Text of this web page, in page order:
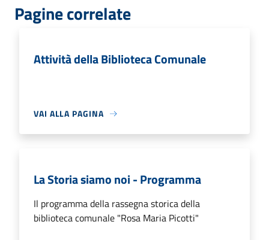
Pagine correlate
Attività della Biblioteca Comunale
VAI ALLA PAGINA
La Storia siamo noi - Programma
Il programma della rassegna storica della
biblioteca comunale "Rosa Maria Picotti"